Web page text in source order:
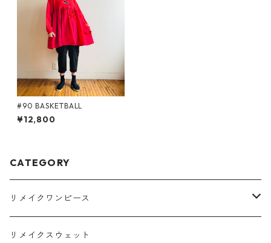
#90 BASKETBALL
¥12,800
CATEGORY
リメイクワンピース
Tシャツ
リメイクスウェット